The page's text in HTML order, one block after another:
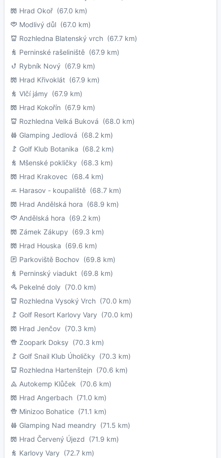
Hrad Okoř (67.0 km)
Modlivý důl (67.0 km)
Rozhledna Blatenský vrch (67.7 km)
Perninské rašeliniště (67.9 km)
Rybník Nový (67.9 km)
Hrad Křivoklát (67.9 km)
Vlčí jámy (67.9 km)
Hrad Kokořín (67.9 km)
Rozhledna Velká Buková (68.0 km)
Glamping Jedlová (68.2 km)
Golf Klub Botanika (68.2 km)
Mšenské pokličky (68.3 km)
Hrad Krakovec (68.4 km)
Harasov - koupaliště (68.7 km)
Hrad Andělská hora (68.9 km)
Andělská hora (69.2 km)
Zámek Zákupy (69.3 km)
Hrad Houska (69.6 km)
Parkoviště Bochov (69.8 km)
Perninský viadukt (69.8 km)
Pekelné doly (70.0 km)
Rozhledna Vysoký Vrch (70.0 km)
Golf Resort Karlovy Vary (70.0 km)
Hrad Jenčov (70.3 km)
Zoopark Doksy (70.3 km)
Golf Snail Klub Úholičky (70.3 km)
Rozhledna Hartenštejn (70.6 km)
Autokemp Klůček (70.6 km)
Hrad Angerbach (71.0 km)
Minizoo Bohatice (71.1 km)
Glamping Nad meandry (71.5 km)
Hrad Červený Újezd (71.9 km)
Karlovy Vary (72.7 km)